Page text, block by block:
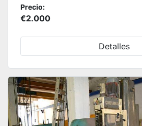
Precio:
€2.000
Detalles